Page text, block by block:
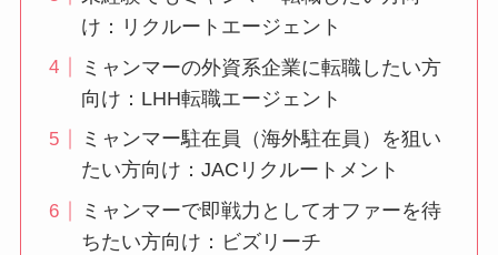
け：リクルートエージェント
ミャンマーの外資系企業に転職したい方
向け：LHH転職エージェント
ミャンマー駐在員（海外駐在員）を狙い
たい方向け：JACリクルートメント
ミャンマーで即戦力としてオファーを待
ちたい方向け：ビズリーチ